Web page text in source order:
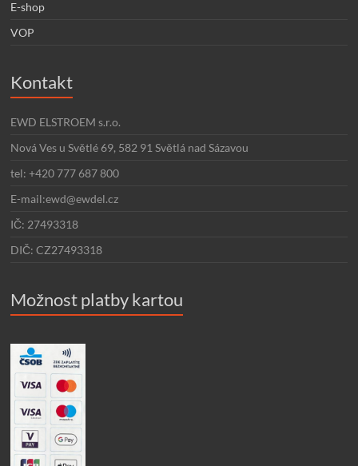
E-shop
VOP
Kontakt
EWD ELSTROEM s.r.o.
Nová Ves u Světlé 69, 582 91 Světlá nad Sázavou
tel: +420 777 687 800
E-mail:ewd@ewdel.cz
IČ: 27493318
DIČ: CZ27493318
Možnost platby kartou